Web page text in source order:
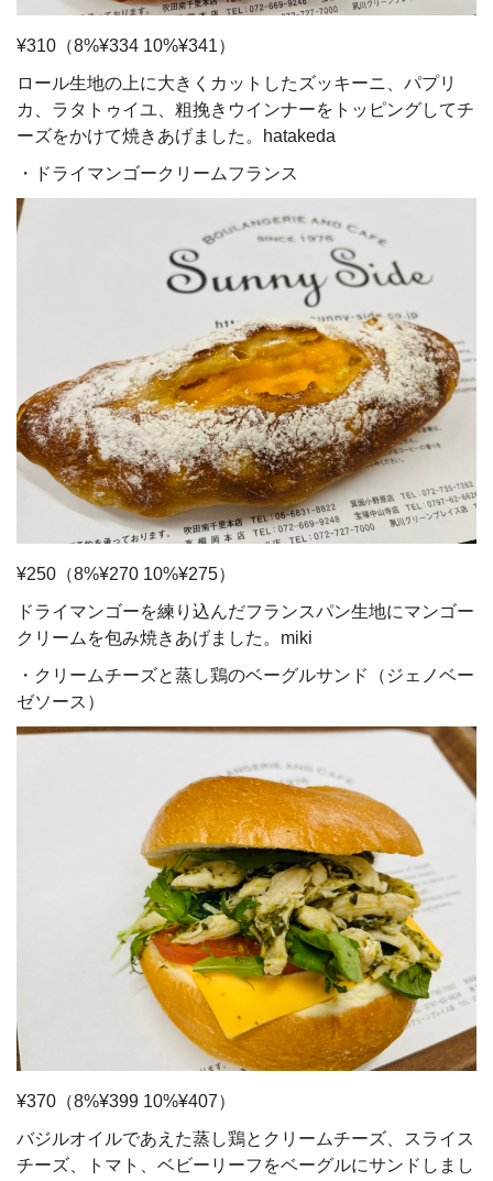
¥310（8%¥334 10%¥341）
ロール生地の上に大きくカットしたズッキーニ、パプリ
カ、ラタトゥイユ、粗挽きウインナーをトッピングしてチ
ーズをかけて焼きあげました。hatakeda
・ドライマンゴークリームフランス
¥250（8%¥270 10%¥275）
ドライマンゴーを練り込んだフランスパン生地にマンゴー
クリームを包み焼きあげました。miki
・クリームチーズと蒸し鶏のベーグルサンド（ジェノベー
ゼソース）
¥370（8%¥399 10%¥407）
バジルオイルであえた蒸し鶏とクリームチーズ、スライス
チーズ、トマト、ベビーリーフをベーグルにサンドしまし